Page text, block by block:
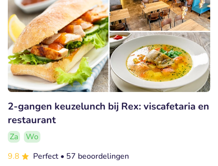
2-gangen keuzelunch bij Rex: viscafetaria en
restaurant
Za
Wo
9.8
Perfect • 57 beoordelingen